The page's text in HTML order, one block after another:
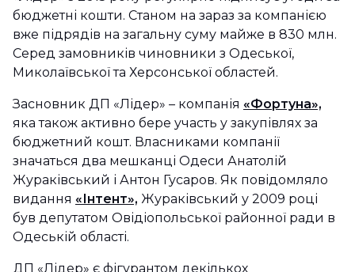
бюджетні кошти. Станом на зараз за компанією
вже підрядів на загальну суму майже в 830 млн.
Серед замовників чиновники з Одеської,
Миколаївської та Херсонської областей.
Засновник ДП «Лідер» – компанія «Фортуна»,
яка також активно бере участь у закупівлях за
бюджетний кошт. Власниками компанії
значаться два мешканці Одеси Анатолій
Жураківський і Антон Гусаров. Як повідомляло
видання «Інтент», Жураківський у 2009 році
був депутатом Овідіопольської районної ради в
Одеській області.
ДП «Лідер» є фігурантом декількох